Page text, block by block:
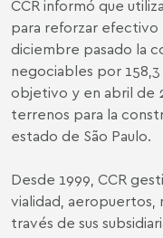
CCR informó que
para reforzar efectivo
diciembre pasado la
negociables por
objetivo y en abril de
terrenos para la
estado de São Paulo.
Desde 1999, CCR
vialidad, aeropuertos,
través de sus